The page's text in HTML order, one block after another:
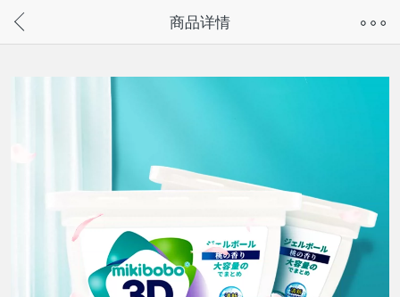
请通过微信或支付宝搜“奇兔客小程序”访问
商品详情